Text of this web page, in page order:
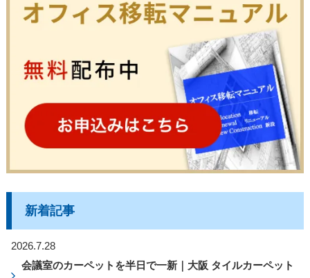
新着記事
2026.7.28
会議室のカーペットを半日で一新｜大阪 タイルカーペット